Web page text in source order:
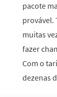
pacote
provável.
muitas
fazer
Com o
dezenas